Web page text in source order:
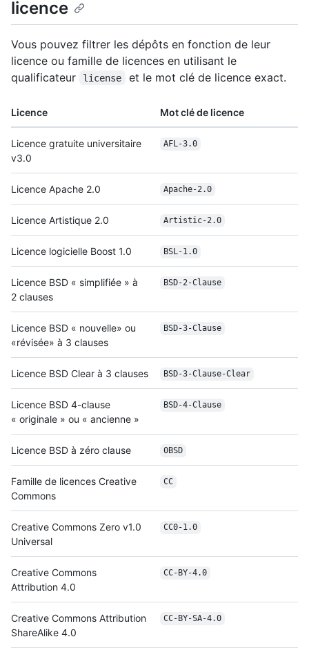
licence
Vous pouvez filtrer les dépôts en fonction de leur
licence ou famille de licences en utilisant le
qualificateur
license et le mot clé de licence exact.
Licence Mot clé de licence
Licence gratuite universitaire
v3.0
AFL-3.0
Licence Apache 2.0 Apache-2.0
Licence Artistique 2.0 Artistic-2.0
Licence logicielle Boost 1.0 BSL-1.0
Licence BSD « simplifiée » à
2 clauses
BSD-2-Clause
Licence BSD « nouvelle» ou
«révisée» à 3 clauses
BSD-3-Clause
Licence BSD Clear à 3 clauses BSD-3-Clause-Clear
Licence BSD 4-clause
« originale » ou « ancienne »
BSD-4-Clause
Licence BSD à zéro clause 0BSD
Famille de licences Creative
Commons
CC
Creative Commons Zero v1.0
Universal
CC0-1.0
Creative Commons
Attribution 4.0
CC-BY-4.0
Creative Commons Attribution
ShareAlike 4.0
CC-BY-SA-4.0